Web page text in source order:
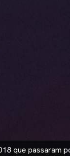
que passaram